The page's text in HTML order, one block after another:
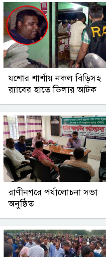
যশোর শার্শায় নকল বিড়িসহ
র‌্যাবের হাতে ডিলার আটক
রাণীনগরে পর্যালোচনা সভা
অনুষ্ঠিত